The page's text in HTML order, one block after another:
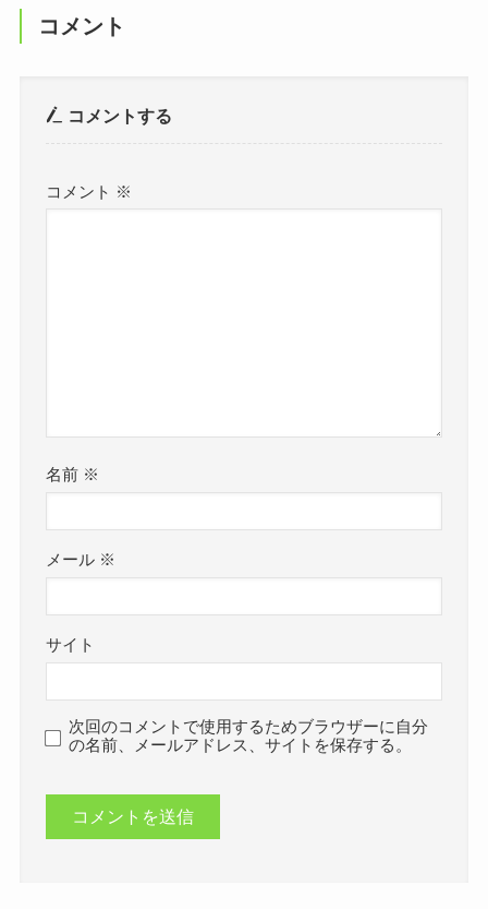
コメント
コメントする
コメント ※
名前 ※
メール ※
サイト
次回のコメントで使用するためブラウザーに自分
の名前、メールアドレス、サイトを保存する。